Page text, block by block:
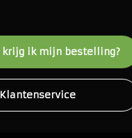
krijg ik mijn bestelling?
Klantenservice